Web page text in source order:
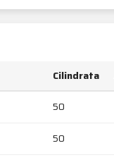
Cilindrata
50
50